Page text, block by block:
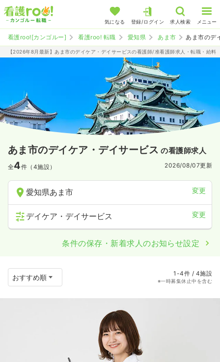
気になる 登録/ログイン 求人検索 メニュー
看護roo![カンゴルー] 看護roo! 転職 愛知県 あま市 あま市のデ
【2026年8月最新】あま市のデイケア・デイサービスの看護師/准看護師求人・転職・給料
あま市のデイケア・デイサービス の看護師求人
全4件（4施設） 2026/08/07更新
愛知県あま市 変更
デイケア・デイサービス 変更
条件の保存・新着求人のお知らせ設定
1-4件 / 4施設
※一時募集休止中を含む